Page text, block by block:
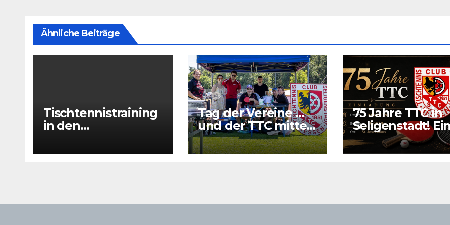
Ähnliche Beiträge
Tischtennistraining
in den
– 29.07 + 31.07 +
Tag der Vereine …
und der TTC mitten
drin
75 Jahre TTC in
Seligenstadt!
Grund richtig zu
feiern.